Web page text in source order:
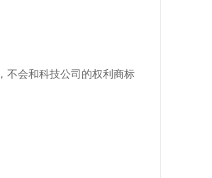
不会和科技公司的权利商标